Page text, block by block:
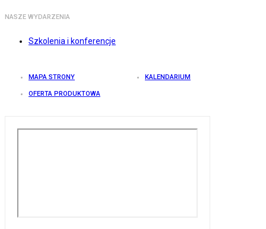
NASZE WYDARZENIA
Szkolenia i konferencje
MAPA STRONY KALENDARIUM
OFERTA PRODUKTOWA